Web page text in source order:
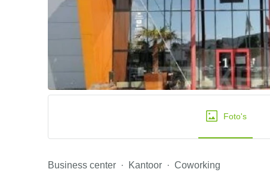
Foto's
Business center Kantoor Coworking